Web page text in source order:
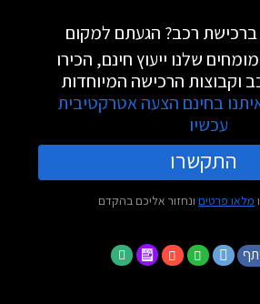
ברכישת רכב? הגעתם למקום
שלנו ייעוץ חינם, הכירו
וקבוצות הרכישה המיוחדות
בחינם הצעה אטרקטיבית
עכשיו
התקשרו
מלאו פרטים ונחזור אליכם בהקדם